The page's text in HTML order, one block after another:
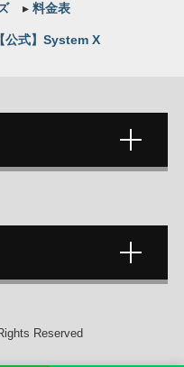
▸料金表
公式】System X
Reserved